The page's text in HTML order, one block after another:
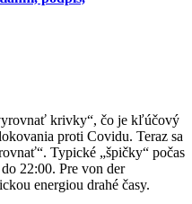
krivky“, čo je kľúčový
proti Covidu. Teraz sa
Typické „špičky“ počas
22:00. Pre von der
energiou drahé časy.